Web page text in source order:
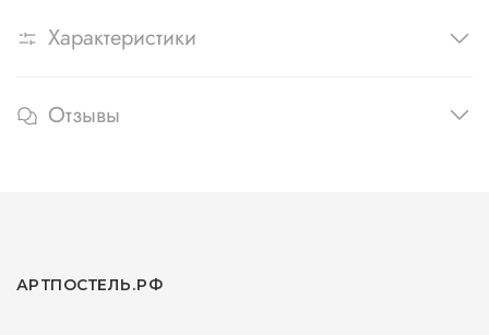
Характеристики
Отзывы
АРТПОСТЕЛЬ.РФ